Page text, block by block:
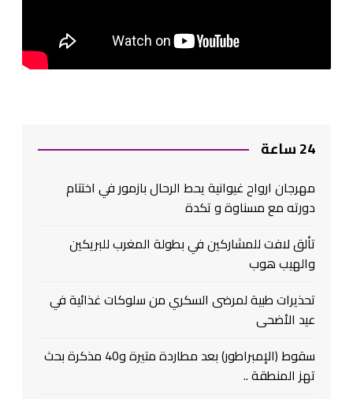
24 ساعة
مهرجان ارواح غيوانية يحط الرحال بازمور في اختتام
دورته مع مسناوة و تكدة
تألق لافت للمشاركين في بطولة المغرب للبريكين
والهيب هوب
تحذيرات طبية لمرضى السكري من سلوكات غذائية في
عيد الأضحى
سقوط (الإمبراطور) بعد مطاردة متيرة و40 مذكرة بحث
تهز المنطقة ..